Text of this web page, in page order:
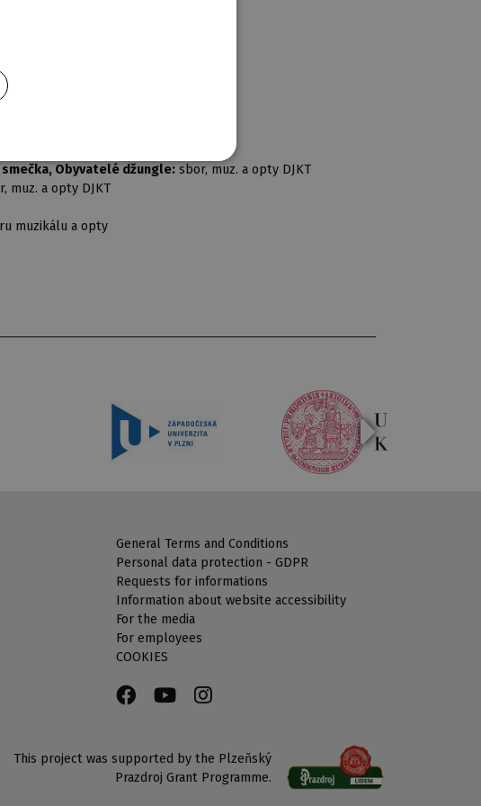
Mia Sudková Srncová / Kamila Borovská
Obyvatelé džungle: sbor, muz. a opty DJKT
muz. a opty DJKT
muzikálu a opty
General Terms and Conditions
Personal data protection - GDPR
Requests for informations
Information about website accessibility
For the media
For employees
COOKIES
This project was supported by the Plzeňský
Prazdroj Grant Programme.